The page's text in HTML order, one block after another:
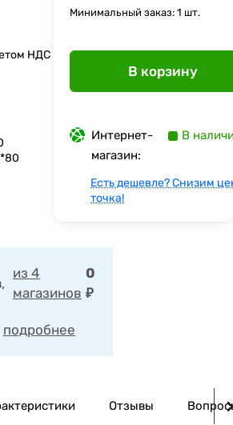
НДС
,
из 4
магазинов
0
₽
подробнее
Минимальный заказ: 1 шт.
В корзину
Интернет-
магазин:
В
Есть дешевле? Снизим
точка!
Отзывы